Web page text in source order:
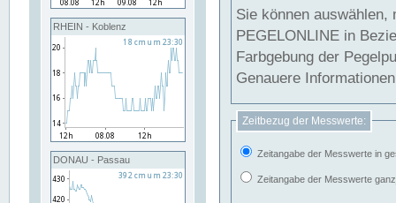
RHEIN - Koblenz
DONAU - Passau
Sie können
PEGELONLINE in Beziehung
Farbgebung der
Genauere
Zeitbezug der Messwerte:
Zeitangabe der Messwerte in
Zeitangabe der Messwerte